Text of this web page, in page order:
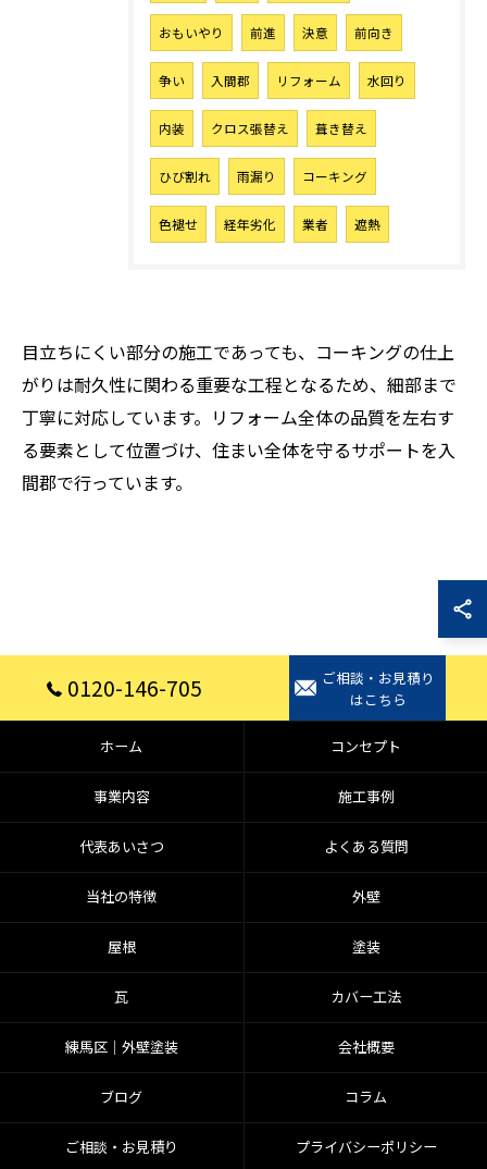
おもいやり 前進 決意 前向き
争い 入間郡 リフォーム 水回り
内装 クロス張替え 葺き替え
ひび割れ 雨漏り コーキング
色褪せ 経年劣化 業者 遮熱
目立ちにくい部分の施工であっても、コーキングの仕上
がりは耐久性に関わる重要な工程となるため、細部まで
丁寧に対応しています。リフォーム全体の品質を左右す
る要素として位置づけ、住まい全体を守るサポートを入
間郡で行っています。
0120-146-705
ご相談・お見積り
はこちら
ホーム コンセプト
事業内容 施工事例
代表あいさつ よくある質問
当社の特徴 外壁
屋根 塗装
瓦 カバー工法
練馬区│外壁塗装 会社概要
ブログ コラム
ご相談・お見積り プライバシーポリシー